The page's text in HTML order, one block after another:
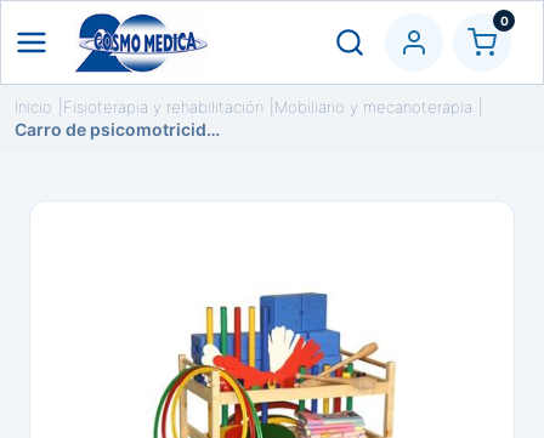
0
Inicio Fisioterapia y rehabilitación Mobiliario y mecanoterapia
Carro de psicomotricidad